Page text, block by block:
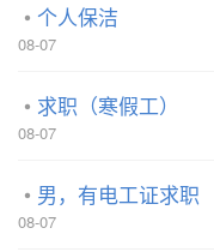
个人保洁
08-07
求职（寒假工）
08-07
男，有电工证求职
08-07